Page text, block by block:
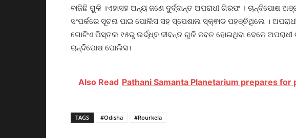
ବାଜିଛି ଗୁଳି ।ଏହାସହ ଅନ୍ୟ ଜଣେ ଦୁର୍ଦ୍ଦାନ୍ତ ଅପରାଧୀ ଗିରଫ । ଚାନ୍ଦିପୋଷ
ସଂପର୍କରେ ସୂଚନା ପାଇ ପୋଲିସ ସହ ସ୍ପେଶାଲ ସ୍କ୍ଵାଡ ପହଞ୍ଚିଥିଲେ ।
ଗୋଟିଏ ପିସ୍ତଲ ୧୫ରୁ ଉର୍ଦ୍ଧ୍ବ ଜୀବନ୍ତ ଗୁଳି ଜବତ ହୋଇଥିବା ବେଳେ
ଚାନ୍ଦିପୋଷ ପୋଲିସ।
Also Read Pathani Samanta Planetarium prepares for
TAGS #Odisha #Rourkela